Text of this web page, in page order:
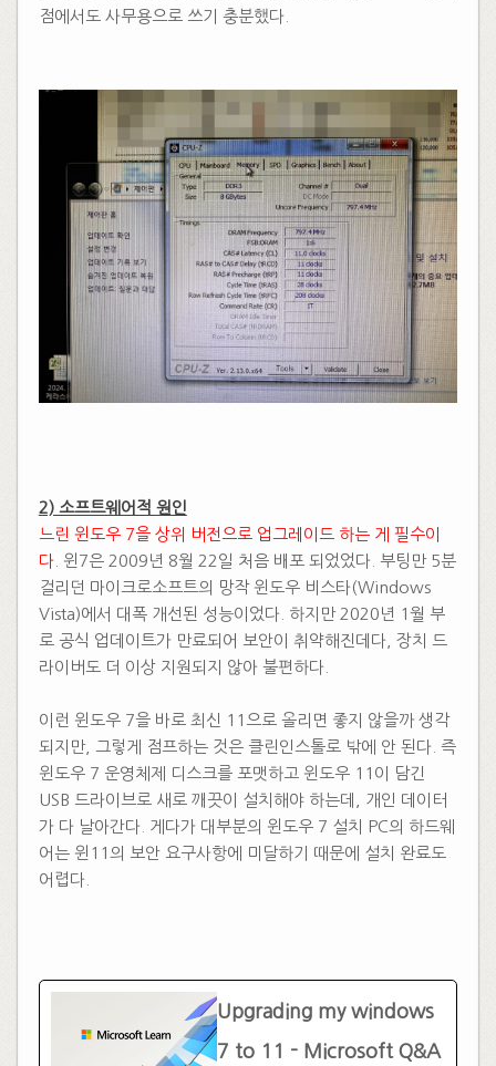
점에서도 사무용으로 쓰기 충분했다.
2) 소프트웨어적 원인
느린 윈도우 7을 상위 버전으로 업그레이드 하는 게 필수이
다. 윈7은 2009년 8월 22일 처음 배포 되었었다. 부팅만 5분
걸리던 마이크로소프트의 망작 윈도우 비스타(Windows
Vista)에서 대폭 개선된 성능이었다. 하지만 2020년 1월 부
로 공식 업데이트가 만료되어 보안이 취약해진데다, 장치 드
라이버도 더 이상 지원되지 않아 불편하다.
이런 윈도우 7을 바로 최신 11으로 올리면 좋지 않을까 생각
되지만, 그렇게 점프하는 것은 클린인스톨로 밖에 안 된다. 즉
윈도우 7 운영체제 디스크를 포맷하고 윈도우 11이 담긴
USB 드라이브로 새로 깨끗이 설치해야 하는데, 개인 데이터
가 다 날아간다. 게다가 대부분의 윈도우 7 설치 PC의 하드웨
어는 윈11의 보안 요구사항에 미달하기 때문에 설치 완료도
어렵다.
Upgrading my windows
7 to 11 - Microsoft Q&A